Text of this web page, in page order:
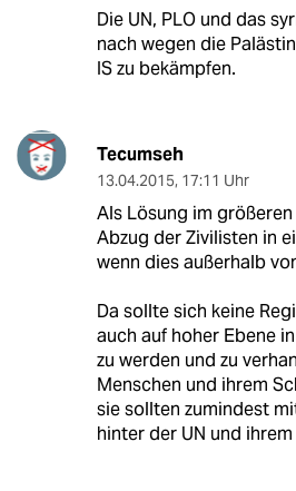
Die UN, PLO und das
nach wegen die
IS zu bekämpfen.
Tecumseh
13.04.2015, 17:11 Uhr
Als Lösung im
Abzug der Zivilisten in
wenn dies außerhalb
Da sollte sich keine
auch auf hoher Ebene
zu werden und zu
Menschen und ihrem
sie sollten zumindest
hinter der UN und